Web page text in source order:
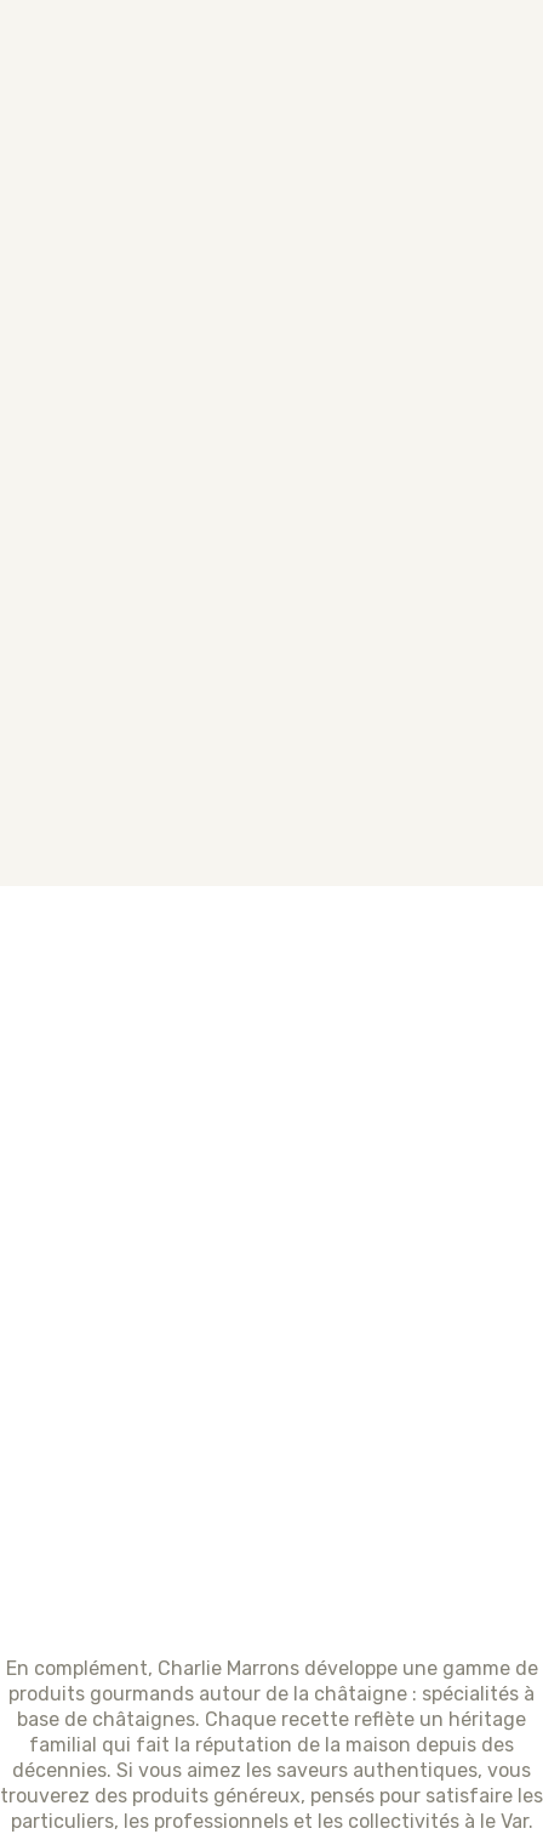
En complément, Charlie Marrons développe une gamme de
produits gourmands autour de la châtaigne : spécialités à
base de châtaignes. Chaque recette reflète un héritage
familial qui fait la réputation de la maison depuis des
décennies. Si vous aimez les saveurs authentiques, vous
trouverez des produits généreux, pensés pour satisfaire les
particuliers, les professionnels et les collectivités à le Var.